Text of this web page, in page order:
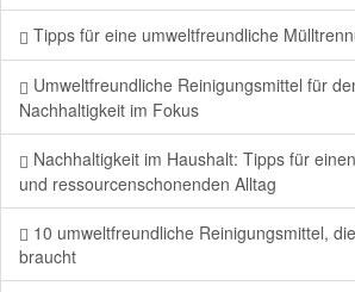
Tipps für eine umweltfreundliche
Umweltfreundliche Reinigungsmittel für
Nachhaltigkeit im Fokus
Nachhaltigkeit im Haushalt: Tipps für
und ressourcenschonenden Alltag
10 umweltfreundliche Reinigungsmittel,
braucht